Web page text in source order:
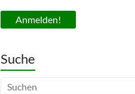
Suche